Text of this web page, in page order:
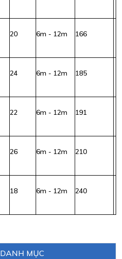
20 6m - 12m 166
24 6m - 12m 185
22 6m - 12m 191
26 6m - 12m 210
18 6m - 12m 240
DANH MỤC